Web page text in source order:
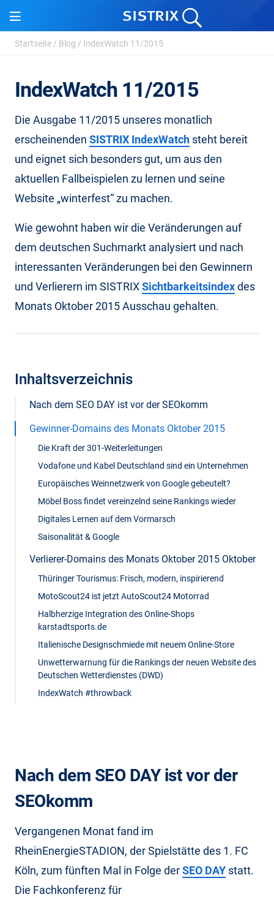
Startseite / Blog / IndexWatch 11/2015
IndexWatch 11/2015
Die Ausgabe 11/2015 unseres monatlich
erscheinenden SISTRIX IndexWatch steht bereit
und eignet sich besonders gut, um aus den
aktuellen Fallbeispielen zu lernen und seine
Website „winterfest“ zu machen.
Wie gewohnt haben wir die Veränderungen auf
dem deutschen Suchmarkt analysiert und nach
interessanten Veränderungen bei den Gewinnern
und Verlierern im SISTRIXSichtbarkeitsindexdes
Monats Oktober 2015 Ausschau gehalten.
Inhaltsverzeichnis
Nach dem SEO DAY ist vor der SEOkomm
Gewinner-Domains des Monats Oktober 2015
Die Kraft der 301-Weiterleitungen
Vodafone und Kabel Deutschland sind ein Unternehmen
Europäisches Weinnetzwerk von Google gebeutelt?
Möbel Boss findet vereinzelnd seine Rankings wieder
Digitales Lernen auf dem Vormarsch
Saisonalität & Google
Verlierer-Domains des Monats Oktober 2015 Oktober
Thüringer Tourismus: Frisch, modern, inspirierend
MotoScout24 ist jetzt AutoScout24 Motorrad‎
Halbherzige Integration des Online-Shops
karstadtsports.de
Italienische Designschmiede mit neuem Online-Store
Unwetterwarnung für die Rankings der neuen Website des
Deutschen Wetterdienstes (DWD)
IndexWatch #throwback
Nach dem SEO DAY ist vor der
SEOkomm
Vergangenen Monat fand im
RheinEnergieSTADION, der Spielstätte des 1. FC
Köln, zum fünften Mal in Folge derSEO DAY statt.
Die Fachkonferenz für